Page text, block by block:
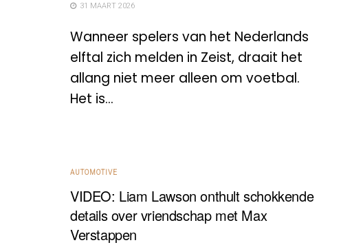
31 MAART 2026
Wanneer spelers van het Nederlands
elftal zich melden in Zeist, draait het
allang niet meer alleen om voetbal.
Het is...
AUTOMOTIVE
VIDEO: Liam Lawson onthult schokkende
details over vriendschap met Max
Verstappen